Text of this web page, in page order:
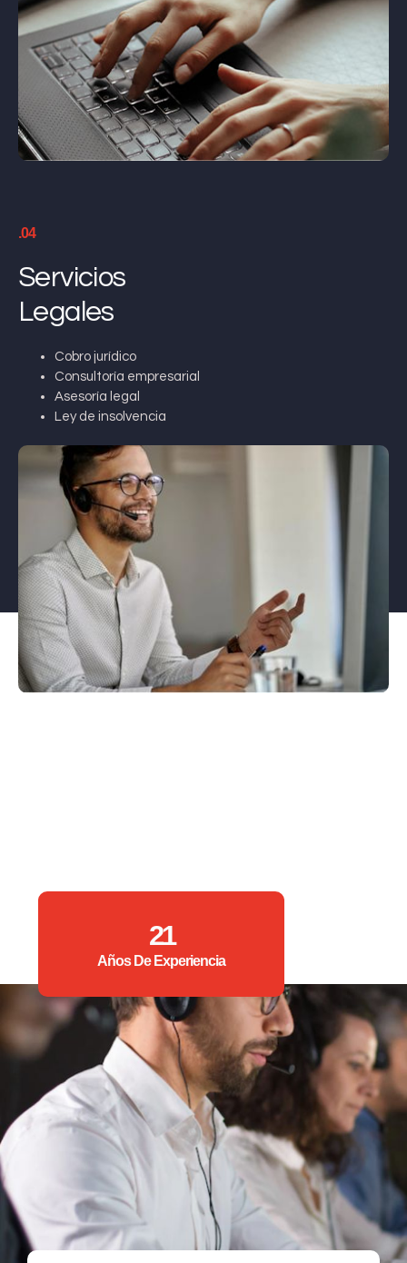
.04
Servicios
Legales
Cobro jurídico
Consultoría empresarial
Asesoría legal
Ley de insolvencia
21
Años De Experiencia